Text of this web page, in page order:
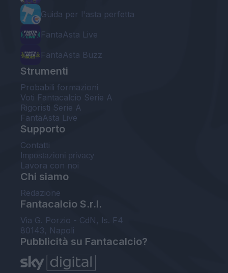
Guida per l'asta perfetta
FantaAsta Live
FantaAsta Buzz
Strumenti
Probabili formazioni
Voti Fantacalcio Serie A
Rigoristi Serie A
FantaAsta Live
Supporto
Contatti
Impostazioni privacy
Lavora con noi
Chi siamo
Redazione
Fantacalcio S.r.l.
Via G. Porzio - CdN, Is. F4
80143, Napoli
Pubblicità su Fantacalcio?